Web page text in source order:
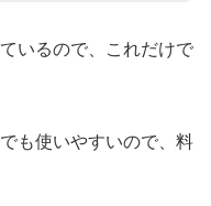
いるので、これだけで
も使いやすいので、料